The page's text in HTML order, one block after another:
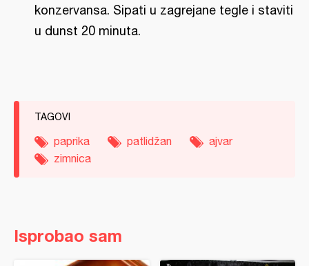
konzervansa. Sipati u zagrejane tegle i staviti
u dunst 20 minuta.
TAGOVI
paprika patlidžan
ajvar
zimnica
Isprobao sam